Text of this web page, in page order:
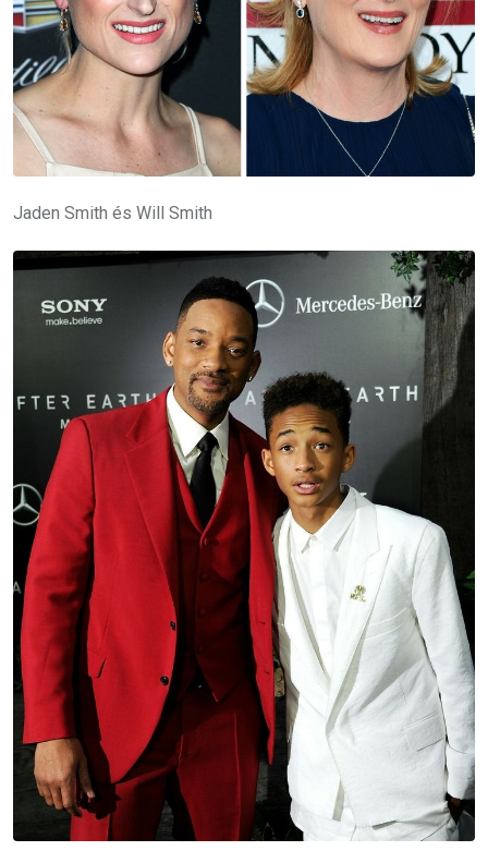
Jaden Smith és Will Smith